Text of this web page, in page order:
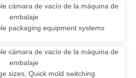
packaging equipment systems
sizes, Quick mold switching